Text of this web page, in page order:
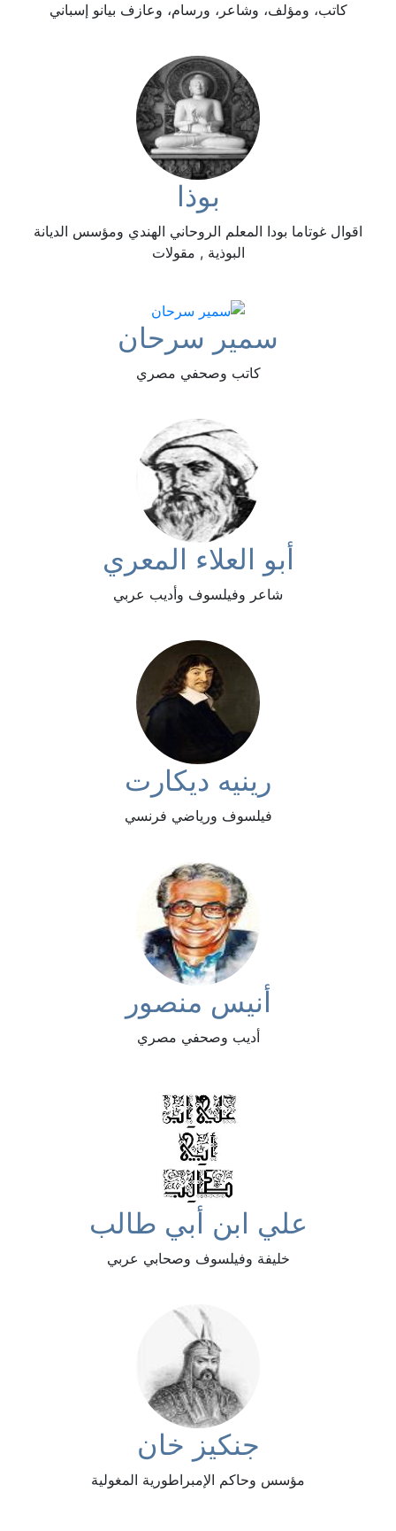
كاتب، ومؤلف، وشاعر، ورسام، وعازف بيانو إسباني
بوذا
اقوال غوتاما بودا المعلم الروحاني الهندي ومؤسس الديانة
البوذية , مقولات
سمير سرحان
كاتب وصحفي مصري
أبو العلاء المعري
شاعر وفيلسوف وأديب عربي
رينيه ديكارت
فيلسوف ورياضي فرنسي
أنيس منصور
أديب وصحفي مصري
علي ابن أبي طالب
خليفة وفيلسوف وصحابي عربي
جنكيز خان
مؤسس وحاكم الإمبراطورية المغولية